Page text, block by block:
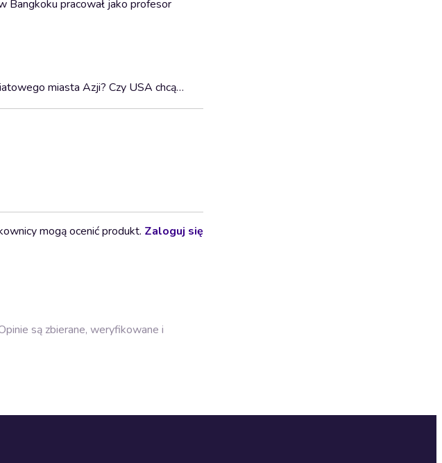
Bangkoku pracował jako profesor
miasta Azji? Czy USA chcą…
mogą ocenić produkt. Zaloguj się
są zbierane, weryfikowane i